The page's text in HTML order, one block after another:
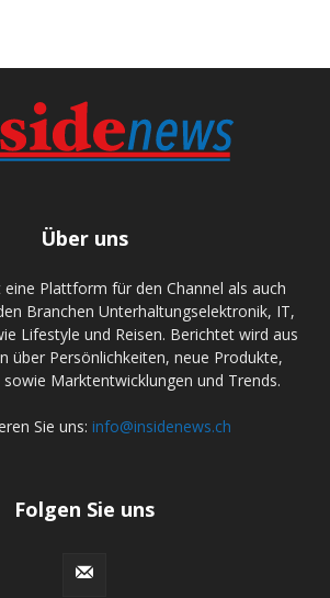
Über uns
eine Plattform für den Channel als auch
Branchen Unterhaltungselektronik, IT,
Lifestyle und Reisen. Berichtet wird aus
über Persönlichkeiten, neue Produkte,
sowie Marktentwicklungen und Trends.
Sie uns: info@insidenews.ch
Folgen Sie uns